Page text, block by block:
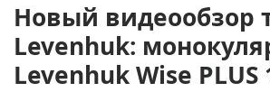
Новый видеообзор
Levenhuk:
Levenhuk Wise PLUS